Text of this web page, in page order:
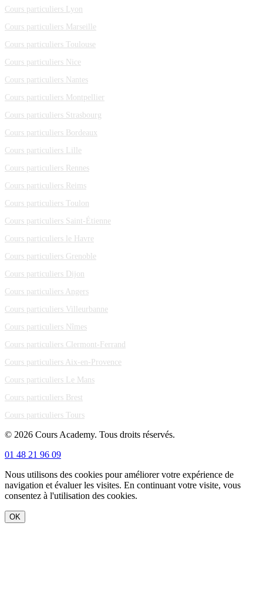
Cours particuliers Lyon
Cours particuliers Marseille
Cours particuliers Toulouse
Cours particuliers Nice
Cours particuliers Nantes
Cours particuliers Montpellier
Cours particuliers Strasbourg
Cours particuliers Bordeaux
Cours particuliers Lille
Cours particuliers Rennes
Cours particuliers Reims
Cours particuliers Toulon
Cours particuliers Saint-Étienne
Cours particuliers le Havre
Cours particuliers Grenoble
Cours particuliers Dijon
Cours particuliers Angers
Cours particuliers Villeurbanne
Cours particuliers Nîmes
Cours particuliers Clermont-Ferrand
Cours particuliers Aix-en-Provence
Cours particuliers Le Mans
Cours particuliers Brest
Cours particuliers Tours
© 2026 Cours Academy. Tous droits réservés.
01 48 21 96 09
Nous utilisons des cookies pour améliorer votre expérience de
navigation et évaluer les visites. En continuant votre visite, vous
consentez à l'utilisation des cookies.
OK